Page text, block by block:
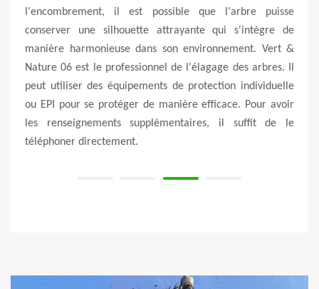
l'encombrement, il est possible que l'arbre puisse
conserver une silhouette attrayante qui s'intègre de
manière harmonieuse dans son environnement. Vert &
Nature 06 est le professionnel de l'élagage des arbres. Il
peut utiliser des équipements de protection individuelle
ou EPI pour se protéger de manière efficace. Pour avoir
les renseignements supplémentaires, il suffit de le
téléphoner directement.